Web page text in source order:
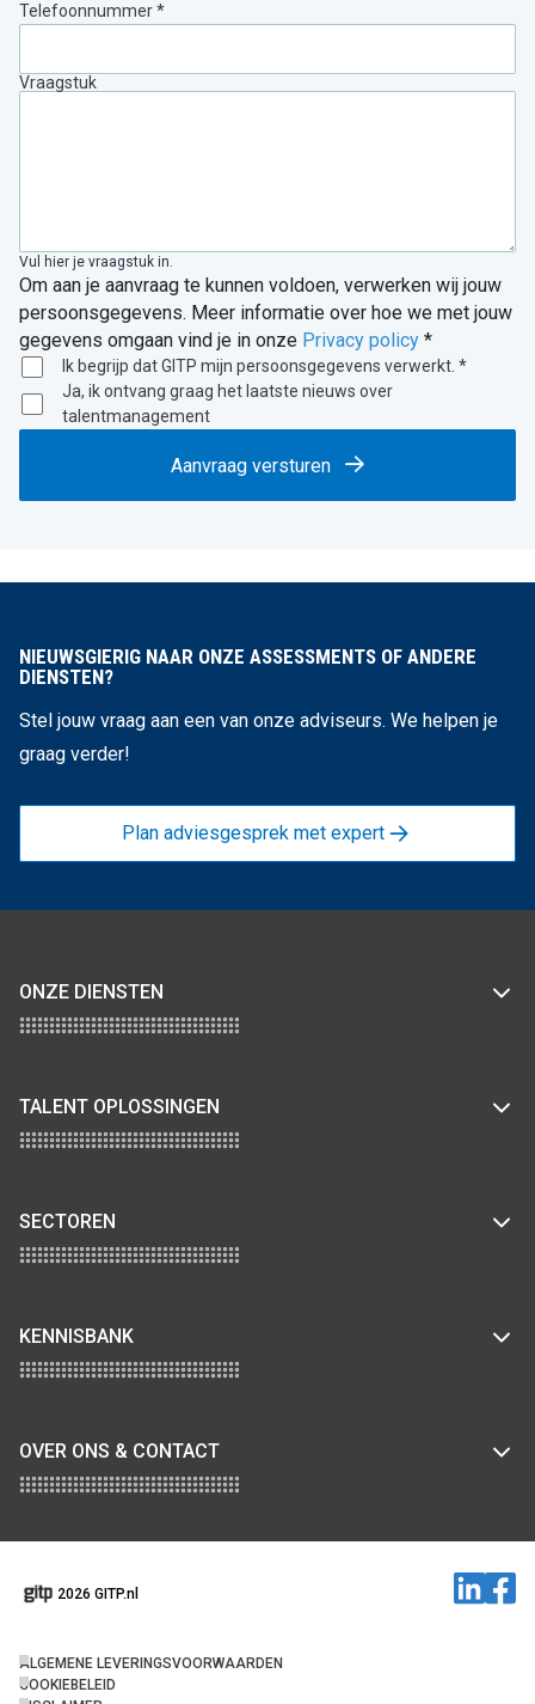
Telefoonnummer *
Vraagstuk
Vul hier je vraagstuk in.
Om aan je aanvraag te kunnen voldoen, verwerken wij jouw
persoonsgegevens. Meer informatie over hoe we met jouw
gegevens omgaan vind je in onze Privacy policy *
Ik begrijp dat GITP mijn persoonsgegevens verwerkt. *
Ja, ik ontvang graag het laatste nieuws over
talentmanagement
Aanvraag versturen
NIEUWSGIERIG NAAR ONZE ASSESSMENTS OF ANDERE
DIENSTEN?
Stel jouw vraag aan een van onze adviseurs. We helpen je
graag verder!
Plan adviesgesprek met expert
ONZE DIENSTEN
TALENT OPLOSSINGEN
SECTOREN
KENNISBANK
OVER ONS & CONTACT
2026 GITP.nl
ALGEMENE LEVERINGSVOORWAARDEN
COOKIEBELEID